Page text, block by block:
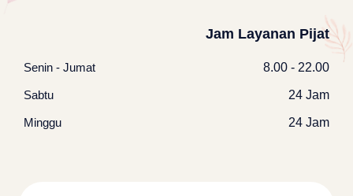
Jam Layanan Pijat
Senin - Jumat 8.00 - 22.00
Sabtu 24 Jam
Minggu 24 Jam